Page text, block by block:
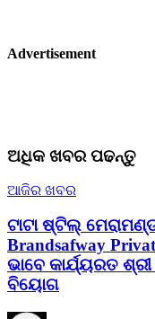
Advertisement
ଅଧିକ ଖବର ପଢନ୍ତୁ
ଆଜିର ଖବର
ଟାଟା ଷ୍ଟିଲ୍
Brandsafway
ଭାବେ କାର୍ଯ୍ୟରତ
ବିୟୋଗ